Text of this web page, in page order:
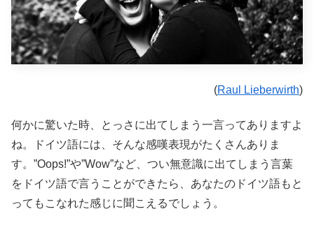
(Raul Lieberwirth)
何かに驚いた時、とっさに出てしまう一言ってありますよ
ね。ドイツ語には、そんな感嘆表現がたくさんありま
す。”Oops!”や”Wow”など、つい無意識に出てしまう言葉
をドイツ語で言うことができたら、あなたのドイツ語もと
ってもこなれた感じに聞こえるでしょう。